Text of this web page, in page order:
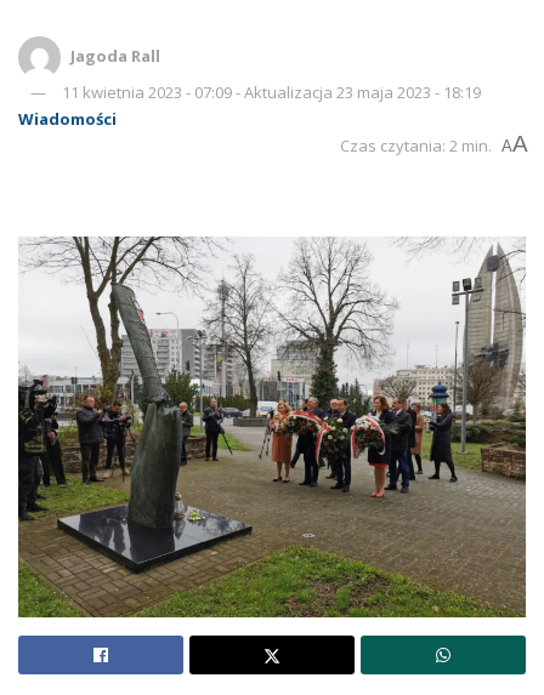
Jagoda Rall
11 kwietnia 2023 - 07:09 - Aktualizacja 23 maja 2023 - 18:19
Wiadomości
Czas czytania: 2 min. AA